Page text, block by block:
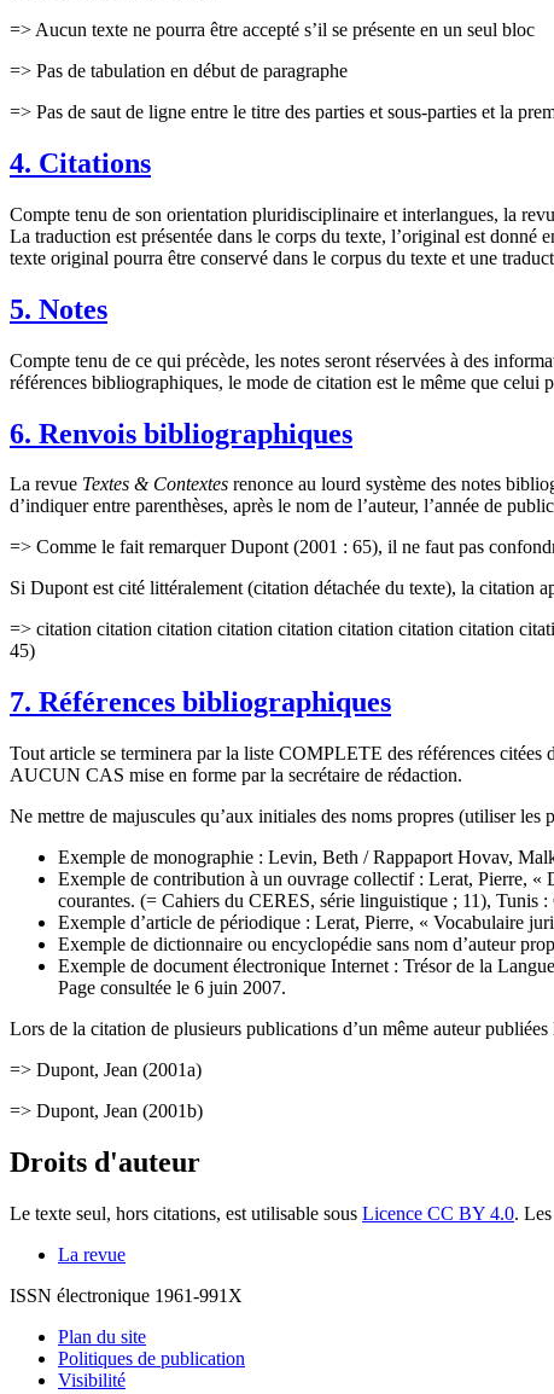
=> Aucun texte ne pourra être accepté s’il se présente en un seul bloc
=> Pas de tabulation en début de paragraphe
=> Pas de saut de ligne entre le titre des parties et sous-parties et la
4. Citations
Compte tenu de son orientation pluridisciplinaire et interlangues, la
La traduction est présentée dans le corps du texte, l’original est
texte original pourra être conservé dans le corpus du texte et une
5. Notes
Compte tenu de ce qui précède, les notes seront réservées à des
références bibliographiques, le mode de citation est le même que celui
6. Renvois bibliographiques
La revue Textes & Contextes renonce au lourd système des notes
d’indiquer entre parenthèses, après le nom de l’auteur, l’année de
=> Comme le fait remarquer Dupont (2001 : 65), il ne faut pas
Si Dupont est cité littéralement (citation détachée du texte), la citation
=> citation citation citation citation citation citation citation citation
45)
7. Références bibliographiques
Tout article se terminera par la liste COMPLETE des références
AUCUN CAS mise en forme par la secrétaire de rédaction.
Ne mettre de majuscules qu’aux initiales des noms propres (utiliser les
Exemple de monographie : Levin, Beth / Rappaport Hovav,
Exemple de contribution à un ouvrage collectif : Lerat, Pierre,
courantes. (= Cahiers du CERES, série linguistique ; 11), Tunis
Exemple d’article de périodique : Lerat, Pierre, « Vocabulaire
Exemple de dictionnaire ou encyclopédie sans nom d’auteur
Exemple de document électronique Internet : Trésor de la
Page consultée le 6 juin 2007.
Lors de la citation de plusieurs publications d’un même auteur
=> Dupont, Jean (2001a)
=> Dupont, Jean (2001b)
Droits d'auteur
Le texte seul, hors citations, est utilisable sous Licence CC BY 4.0.
La revue
ISSN électronique 1961-991X
Plan du site
Politiques de publication
Visibilité